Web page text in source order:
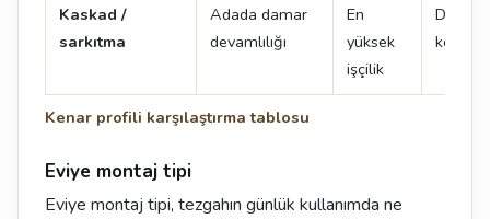
Kenar profili karşılaştırma tablosu
Kaskad /
sarkıtma
Adada damar
devamlılığı
En
yüksek
işçilik
Damar
Eviye montaj tipi
Eviye montaj tipi, tezgahın günlük kullanımda ne